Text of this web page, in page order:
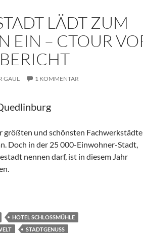
LÄDT ZUM
EIN – CTOUR
GAUL 1 KOMMENTAR
größten und schönsten Fachwerkstädte
Doch in der 25 000-Einwohner-Stadt,
nennen darf, ist in diesem Jahr
ENTDECKEN EIN – CTOUR VOR
HOTEL SCHLOSSMÜHLE
STADTGENUSS